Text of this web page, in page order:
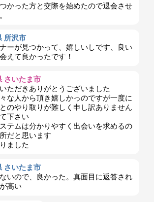
かった方と交際を始めたので退会させ
所沢市
ーが見つかって、嬉しいしです、良い
えて良かったです！
さいたま市
ただきありがとうございました
な人から頂き嬉しかっのですが一度に
のやり取りが難しく申し訳ありません
下さい
テムは分かりやすく出会いを求めるの
だと思います
ました
さいたま市
いので、良かった。真面目に返答され
高い